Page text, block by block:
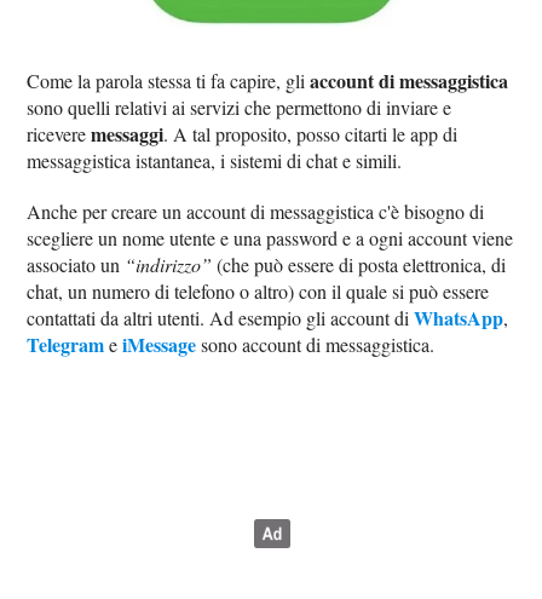
Come la parola stessa ti fa capire, gliaccount di messaggistica
sono quelli relativi ai servizi che permettono di inviare e
riceveremessaggi. A tal proposito, posso citarti le app di
messaggistica istantanea, i sistemi di chat e simili.
Anche per creare un account di messaggistica c'è bisogno di
scegliere un nome utente e una password e a ogni account viene
associato un “indirizzo” (che può essere di posta elettronica, di
chat, un numero di telefono o altro) con il quale si può essere
contattati da altri utenti. Ad esempio gli account diWhatsApp,
TelegrameiMessagesono account di messaggistica.